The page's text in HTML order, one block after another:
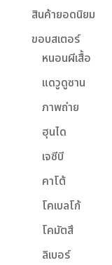
สินค้ายอดนิยม
ขอบสเตอร์
หนอนผีเสื้อ
แดวูดูซาน
ภาพถ่าย
ฮุนได
เจซีบี
คาโต้
โคเบลโก้
โคมัตสึ
ลิเบอร์